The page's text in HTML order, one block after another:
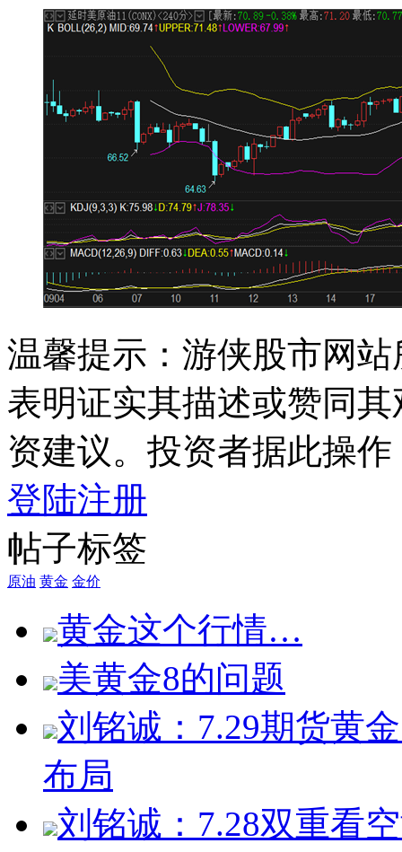
温馨提示：游侠股市网
表明证实其描述或赞同
资建议。投资者据此操
登陆注册
帖子标签
原油 黄金 金价
黄金这个行情…
美黄金8的问题
刘铭诚：7.29期货黄
布局
刘铭诚：7.28双重看